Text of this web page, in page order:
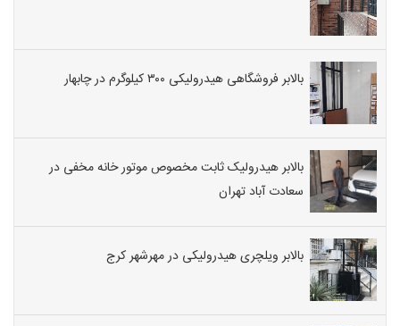
بالابر فروشگاهی هیدرولیکی ۳۰۰ کیلوگرم در چابهار
بالابر هیدرولیک ثابت مخصوص موتور خانه مخفی در
سعادت آباد تهران
بالابر ویلچری هیدرولیکی در مهرشهر کرج